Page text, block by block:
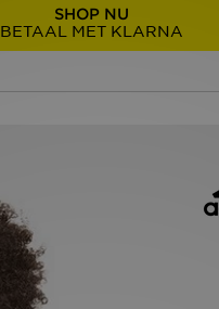
SHOP NU
BETAAL MET KLARNA